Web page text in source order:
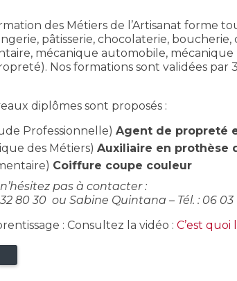
des Métiers de l’Artisanat forme
pâtisserie, chocolaterie,
mécanique automobile,
Nos formations sont validées par
diplômes sont proposés :
Professionnelle) Agent de propreté
des Métiers) Auxiliaire en prothèse
Coiffure coupe couleur
pas à contacter :
32 80 30 ou Sabine Quintana – Tél. : 06 03
: Consultez la vidéo : C’est quoi
aux favoris